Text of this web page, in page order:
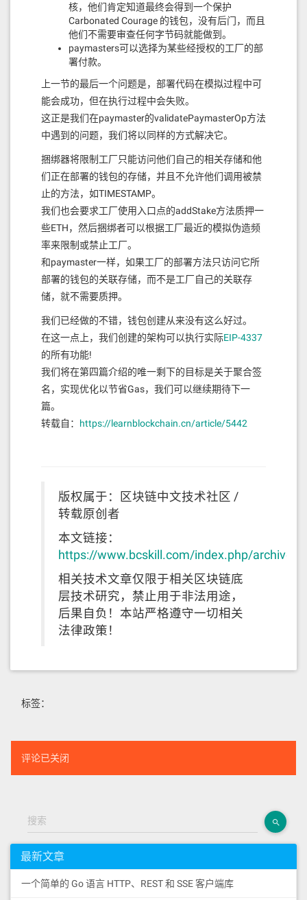
核，他们肯定知道最终会得到一个保护
Carbonated Courage 的钱包，没有后门，而且
他们不需要审查任何字节码就能做到。
paymasters可以选择为某些经授权的工厂的部
署付款。
上一节的最后一个问题是，部署代码在模拟过程中可
能会成功，但在执行过程中会失败。
这正是我们在paymaster的validatePaymasterOp方法
中遇到的问题，我们将以同样的方式解决它。
捆绑器将限制工厂只能访问他们自己的相关存储和他
们正在部署的钱包的存储，并且不允许他们调用被禁
止的方法，如TIMESTAMP。
我们也会要求工厂使用入口点的addStake方法质押一
些ETH，然后捆绑者可以根据工厂最近的模拟伪造频
率来限制或禁止工厂。
和paymaster一样，如果工厂的部署方法只访问它所
部署的钱包的关联存储，而不是工厂自己的关联存
储，就不需要质押。
我们已经做的不错，钱包创建从来没有这么好过。
在这一点上，我们创建的架构可以执行实际EIP-4337
的所有功能!
我们将在第四篇介绍的唯一剩下的目标是关于聚合签
名，实现优化以节省Gas，我们可以继续期待下一
篇。
转载自： https://learnblockchain.cn/article/5442
版权属于：区块链中文技术社区 /
转载原创者
本文链接：
https://www.bcskill.com/index.php/archives/
相关技术文章仅限于相关区块链底
层技术研究，禁止用于非法用途，
后果自负！本站严格遵守一切相关
法律政策！
标签：
评论已关闭
搜索
最新文章
一个简单的 Go 语言 HTTP、REST 和 SSE 客户端库